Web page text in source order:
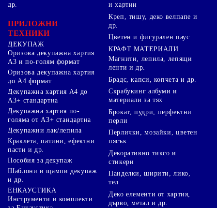
др.
ПРИЛОЖНИ
ТЕХНИКИ
ДЕКУПАЖ
Оризова декупажна хартия
А3 и по-голям формат
Оризова декупажна хартия
до А4 формат
Декупажна хартия А4 до
А3+ стандартна
Декупажна хартия по-
голяма от А3+ стандартна
Декупажни лак/лепила
Краклета, патини, ефектни
пасти и др.
Пособия за декупаж
Шаблони и щампи декупаж
и др.
ЕНКАУСТИКА
Инструменти и комплекти
и хартии
Креп, тишу, деко велпапе и
др.
Цветен и фигурален паус
КРАФТ МАТЕРИАЛИ
Магнити, лепила, лепящи
ленти и др.
Брадс, капси, копчета и др.
Скрабукинг албуми и
материали за тях
Брокат, пудри, перфектни
перли
Перлички, мозайки, цветен
пясък
Декоративно тиксо и
стикери
Панделки, ширити, лико,
тел
Деко елементи от хартия,
дърво, метал и др.